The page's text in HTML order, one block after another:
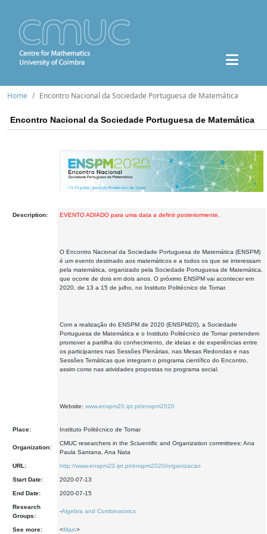
Home Encontro Nacional da Sociedade Portuguesa de Matemática
Encontro Nacional da Sociedade Portuguesa de Matemática
Description: EVENTO ADIADO para uma data a definir posteriormente
O Encontro Nacional da Sociedade Portuguesa de Matemática (ENSPM)
é um evento destinado aos matemáticos e a todos os que se interessam
pela matemática, organizado pela Sociedade Portuguesa de Matemática,
que ocorre de dois em dois anos. O próximo ENSPM vai acontecer em
2020, de 13 a 15 de julho, no Instituto Politécnico de Tomar.
Com a realização do ENSPM de 2020 (ENSPM20), a Sociedade
Portuguesa de Matemática e o Instituto Politécnico de Tomar pretendem
promover a partilha do conhecimento, de ideias e de experiências entre
os participantes nas Sessões Plenárias, nas Mesas Redondas e nas
Sessões Temáticas que integram o programa científico do Encontro,
assim como nas atividades propostas no programa social.
Website: www.enspm20.ipt.pt/enspm2020
Place: Instituto Politécnico de Tomar
Organization:
CMUC researchers in the Sciuentific and Organization committees: Ana
Paula Santana, Ana Nata
URL: http://www.enspm20.ipt.pt/enspm2020/organizacao
Start Date: 2020-07-13
End Date: 2020-07-15
Research
Groups:
-Algebra and Combinatorics
See more: <Main>